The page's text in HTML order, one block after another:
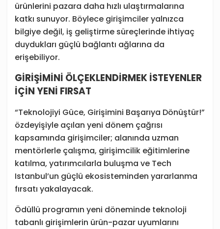
ürünlerini pazara daha hızlı ulaştırmalarına
katkı sunuyor. Böylece girişimciler yalnızca
bilgiye değil, iş geliştirme süreçlerinde ihtiyaç
duydukları güçlü bağlantı ağlarına da
erişebiliyor.
GİRİŞİMİNİ ÖLÇEKLENDİRMEK İSTEYENLER
İÇİN YENİ FIRSAT
“Teknolojiyi Güce, Girişimini Başarıya Dönüştür!”
özdeyişiyle açılan yeni dönem çağrısı
kapsamında girişimciler; alanında uzman
mentörlerle çalışma, girişimcilik eğitimlerine
katılma, yatırımcılarla buluşma ve Tech
Istanbul’un güçlü ekosisteminden yararlanma
fırsatı yakalayacak.
Ödüllü programın yeni döneminde teknoloji
tabanlı girişimlerin ürün-pazar uyumlarını